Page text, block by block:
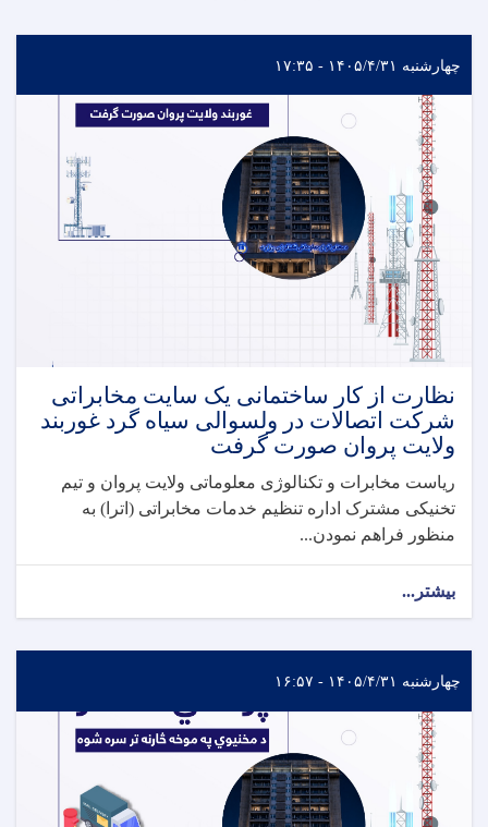
چهارشنبه ۱۴۰۵/۴/۳۱ - ۱۷:۳۵
نظارت از کار ساختمانی یک سایت مخابراتی
شرکت اتصالات در ولسوالی سیاه گرد غوربند
ولایت پروان صورت گرفت
ریاست مخابرات و تکنالوژی معلوماتی ولایت پروان و تیم
تخنیکی مشترک اداره تنظیم خدمات مخابراتی (اترا) به
منظور فراهم نمودن...
بیشتر...
چهارشنبه ۱۴۰۵/۴/۳۱ - ۱۶:۵۷